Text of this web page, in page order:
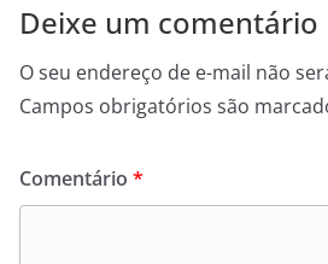
Deixe um comentário
O seu endereço de e-mail não
Campos obrigatórios são
Comentário *